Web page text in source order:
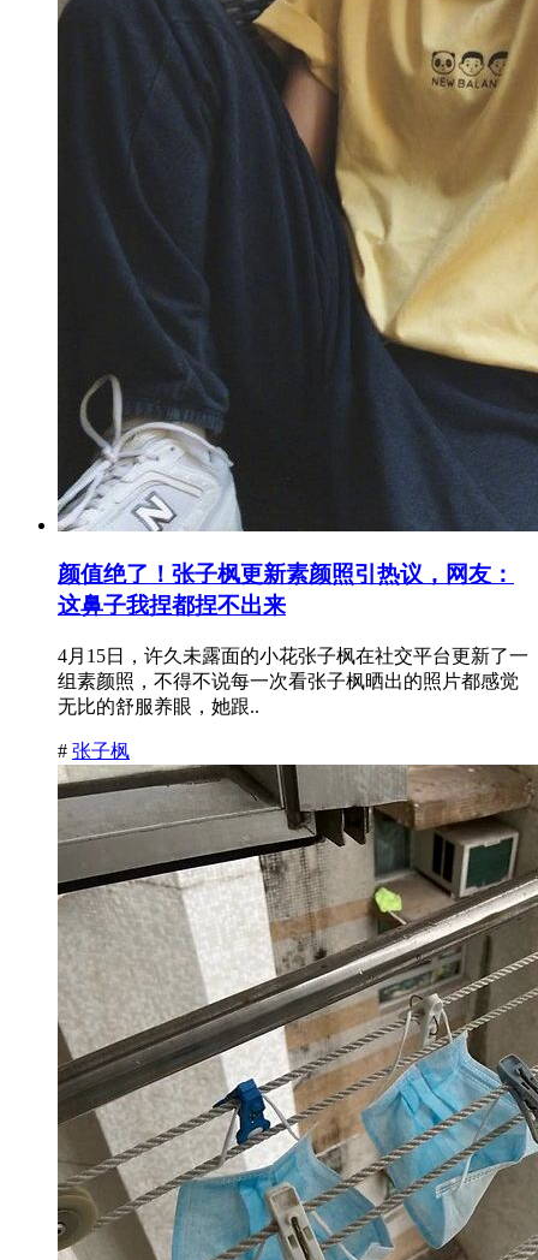
颜值绝了！张子枫更新素颜照引热议，网友：
这鼻子我捏都捏不出来
4月15日，许久未露面的小花张子枫在社交平台更新了一
组素颜照，不得不说每一次看张子枫晒出的照片都感觉
无比的舒服养眼，她跟..
# 张子枫